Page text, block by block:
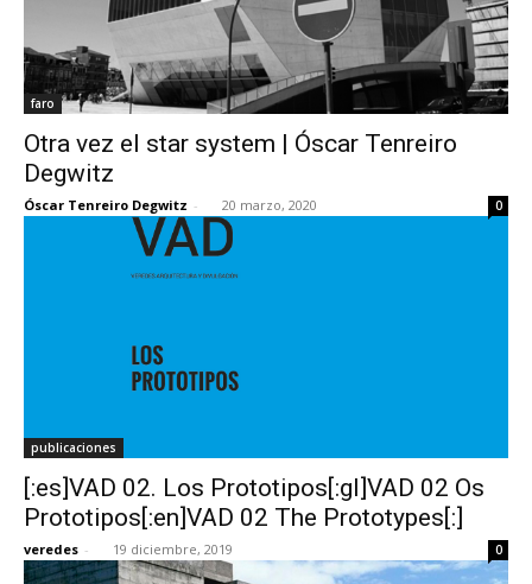
faro
Otra vez el star system | Óscar Tenreiro
Degwitz
Óscar Tenreiro Degwitz - 20 marzo, 2020 0
publicaciones
[:es]VAD 02. Los Prototipos[:gl]VAD 02 Os
Prototipos[:en]VAD 02 The Prototypes[:]
veredes - 19 diciembre, 2019 0